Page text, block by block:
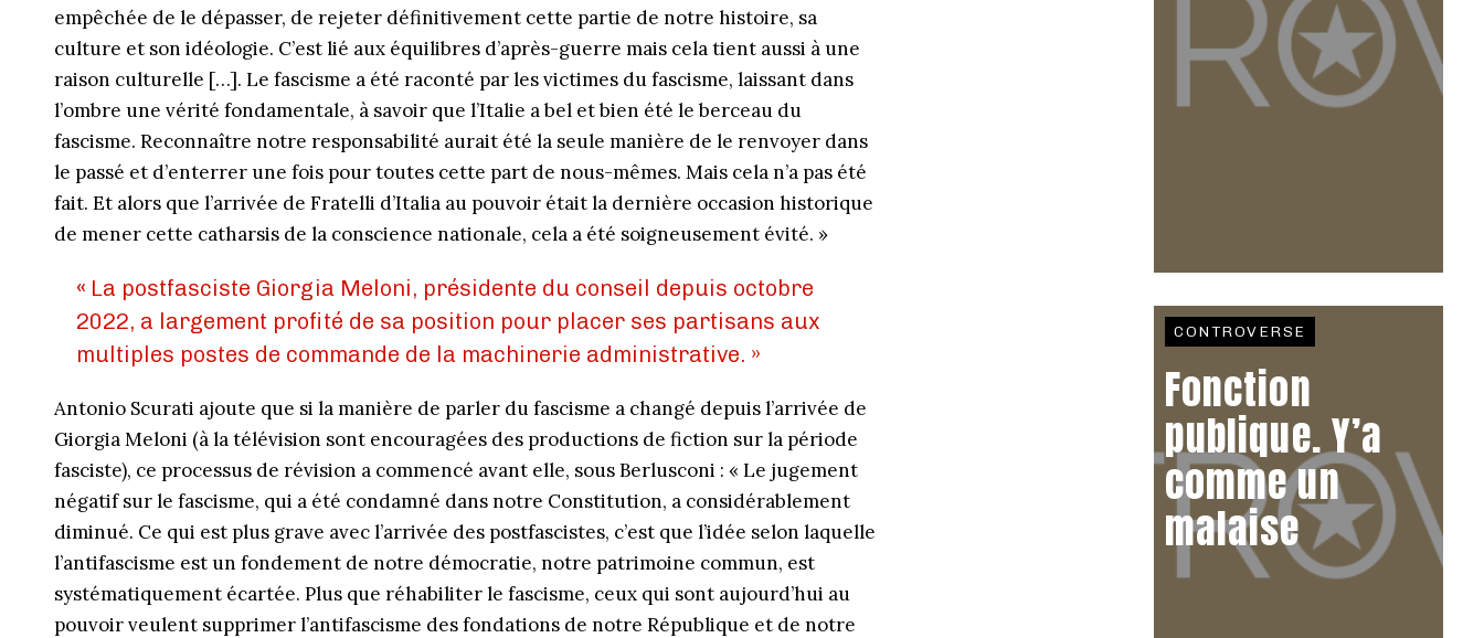
empêchée de le dépasser, de rejeter définitivement cette partie de notre histoire, sa
culture et son idéologie. C’est lié aux équilibres d’après-guerre mais cela tient aussi à une
raison culturelle […]. Le fascisme a été raconté par les victimes du fascisme, laissant dans
l’ombre une vérité fondamentale, à savoir que l’Italie a bel et bien été le berceau du
fascisme. Reconnaître notre responsabilité aurait été la seule manière de le renvoyer dans
le passé et d’enterrer une fois pour toutes cette part de nous-mêmes. Mais cela n’a pas été
fait. Et alors que l’arrivée de Fratelli d’Italia au pouvoir était la dernière occasion historique
de mener cette catharsis de la conscience nationale, cela a été soigneusement évité. »
« La postfasciste Giorgia Meloni, présidente du conseil depuis octobre
2022, a largement profité de sa position pour placer ses partisans aux
multiples postes de commande de la machinerie administrative. »
Antonio Scurati ajoute que si la manière de parler du fascisme a changé depuis l’arrivée de
Giorgia Meloni (à la télévision sont encouragées des productions de fiction sur la période
fasciste), ce processus de révision a commencé avant elle, sous Berlusconi : « Le jugement
négatif sur le fascisme, qui a été condamné dans notre Constitution, a considérablement
diminué. Ce qui est plus grave avec l’arrivée des postfascistes, c’est que l’idée selon laquelle
l’antifascisme est un fondement de notre démocratie, notre patrimoine commun, est
systématiquement écartée. Plus que réhabiliter le fascisme, ceux qui sont aujourd’hui au
pouvoir veulent supprimer l’antifascisme des fondations de notre République et de notre
CONTROVERSE
Fonction
publique. Y’a
comme un
malaise